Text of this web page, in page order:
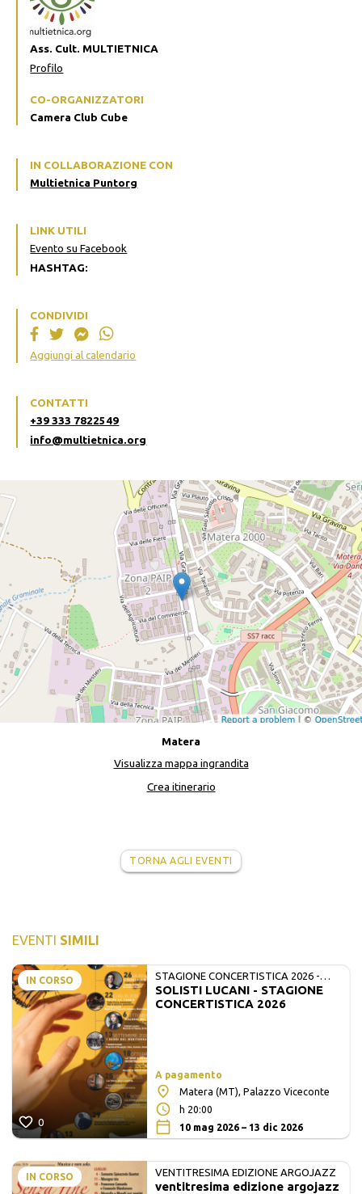
Ass. Cult. MULTIETNICA
Profilo
CO-ORGANIZZATORI
Camera Club Cube
IN COLLABORAZIONE CON
Multietnica Puntorg
LINK UTILI
Evento su Facebook
HASHTAG:
CONDIVIDI
Aggiungi al calendario
CONTATTI
+39 333 7822549
info@multietnica.org
Matera
Visualizza mappa ingrandita
Crea itinerario
TORNA AGLI EVENTI
EVENTI SIMILI
IN CORSO
0
STAGIONE CONCERTISTICA 2026 -
MATE E SOLISTI LUCANI
SOLISTI LUCANI - STAGIONE
CONCERTISTICA 2026
A pagamento
Matera (MT), Palazzo Viceconte
h 20:00
10 mag 2026 – 13 dic 2026
IN CORSO VENTITRESIMA EDIZIONE ARGOJAZZ
ventitresima edizione argojazz